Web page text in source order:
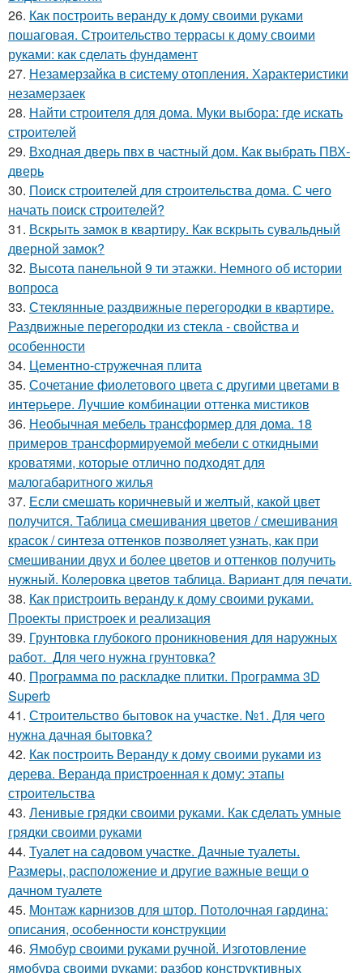
26. Как построить веранду к дому своими руками
пошаговая. Строительство террасы к дому своими
руками: как сделать фундамент
27. Незамерзайка в систему отопления. Характеристики
незамерзаек
28. Найти строителя для дома. Муки выбора: где искать
строителей
29. Входная дверь пвх в частный дом. Как выбрать ПВХ-
дверь
30. Поиск строителей для строительства дома. С чего
начать поиск строителей?
31. Вскрыть замок в квартиру. Как вскрыть сувальдный
дверной замок?
32. Высота панельной 9 ти этажки. Немного об истории
вопроса
33. Стеклянные раздвижные перегородки в квартире.
Раздвижные перегородки из стекла - свойства и
особенности
34. Цементно-стружечная плита
35. Сочетание фиолетового цвета с другими цветами в
интерьере. Лучшие комбинации оттенка мистиков
36. Необычная мебель трансформер для дома. 18
примеров трансформируемой мебели с откидными
кроватями, которые отлично подходят для
малогабаритного жилья
37. Если смешать коричневый и желтый, какой цвет
получится. Таблица смешивания цветов / смешивания
красок / синтеза оттенков позволяет узнать, как при
смешивании двух и более цветов и оттенков получить
нужный. Колеровка цветов таблица. Вариант для печати.
38. Как пристроить веранду к дому своими руками.
Проекты пристроек и реализация
39. Грунтовка глубокого проникновения для наружных
работ. Для чего нужна грунтовка?
40. Программа по раскладке плитки. Программа 3D
Superb
41. Строительство бытовок на участке. №1. Для чего
нужна дачная бытовка?
42. Как построить Веранду к дому своими руками из
дерева. Веранда пристроенная к дому: этапы
строительства
43. Ленивые грядки своими руками. Как сделать умные
грядки своими руками
44. Туалет на садовом участке. Дачные туалеты.
Размеры, расположение и другие важные вещи о
дачном туалете
45. Монтаж карнизов для штор. Потолочная гардина:
описания, особенности конструкции
46. Ямобур своими руками ручной. Изготовление
ямобура своими руками: разбор конструктивных